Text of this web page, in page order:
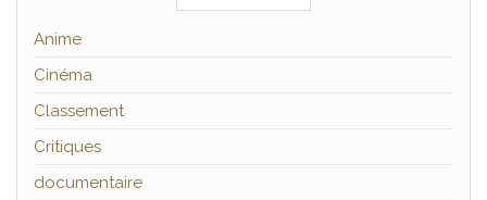
Anime
Cinéma
Classement
Critiques
documentaire